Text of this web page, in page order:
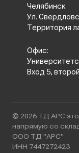
Челябинск
Ул.
Территория
Офис:
Вход 5,
© 2026 ТД АРС
напрямую со
ООО ТД "АРС"
ИНН 7447272423